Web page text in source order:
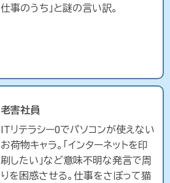
仕事のうち」と謎の言い訳。
老害社員
ITリテラシー0でパソコンが使えない
お荷物キャラ。「インターネットを印
刷したい」など意味不明な発言で周
りを困惑させる。仕事をさぼって猫